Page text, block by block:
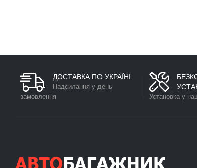
ДОСТАВКА ПО УКРАЇНІ
Надсилання у день
замовлення
Установка у